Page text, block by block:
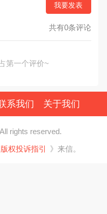
我要发表
共有0条评论
第一个评价~
系我们 关于我们
rights reserved.
版权投诉指引 》来信。